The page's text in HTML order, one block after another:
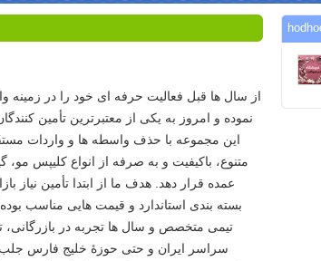
از سال ها قبل فعالیت حرفه ای خود را در زمینه
نموده و امروز به یکی از معتبرترین تأمین
این مجموعه با حذف واسطه ها و واردات
متنوع، باکیفیت و به صرفه از انواع کلیپس
عمده قرار دهد. هدف ما از ابتدا تأمین نیاز
بسته بندی استاندارد و قیمت هایی مناسب
تیمی متخصص و سال ها تجربه در بازرگانی،
سراسر ایران و حتی حوزۀ خلیج فارس جلب